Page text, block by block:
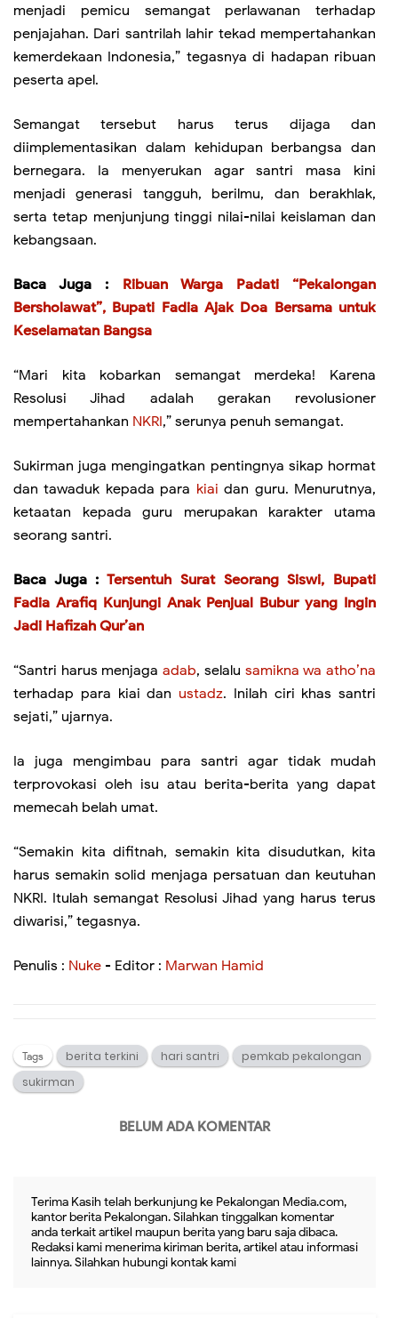
menjadi pemicu semangat perlawanan terhadap
penjajahan. Dari santrilah lahir tekad mempertahankan
kemerdekaan Indonesia,” tegasnya di hadapan ribuan
peserta apel.
Semangat tersebut harus terus dijaga dan
diimplementasikan dalam kehidupan berbangsa dan
bernegara. Ia menyerukan agar santri masa kini
menjadi generasi tangguh, berilmu, dan berakhlak,
serta tetap menjunjung tinggi nilai-nilai keislaman dan
kebangsaan.
Baca Juga : Ribuan Warga Padati “Pekalongan
Bersholawat”, Bupati Fadia Ajak Doa Bersama untuk
Keselamatan Bangsa
“Mari kita kobarkan semangat merdeka! Karena
Resolusi Jihad adalah gerakan revolusioner
mempertahankan NKRI,” serunya penuh semangat.
Sukirman juga mengingatkan pentingnya sikap hormat
dan tawaduk kepada para kiai dan guru. Menurutnya,
ketaatan kepada guru merupakan karakter utama
seorang santri.
Baca Juga :Tersentuh Surat Seorang Siswi, Bupati
Fadia Arafiq Kunjungi Anak Penjual Bubur yang Ingin
Jadi Hafizah Qur’an
“Santri harus menjagaadab, selalu samikna wa atho’na
terhadap para kiai dan ustadz. Inilah ciri khas santri
sejati,” ujarnya.
Ia juga mengimbau para santri agar tidak mudah
terprovokasi oleh isu atau berita-berita yang dapat
memecah belah umat.
“Semakin kita difitnah, semakin kita disudutkan, kita
harus semakin solid menjaga persatuan dan keutuhan
NKRI. Itulah semangat Resolusi Jihad yang harus terus
diwarisi,” tegasnya.
Penulis : Nuke - Editor : Marwan Hamid
Tags berita terkini hari santri
pemkab pekalongan
sukirman
BELUM ADA KOMENTAR
Terima Kasih telah berkunjung ke Pekalongan Media.com,
kantor berita Pekalongan. Silahkan tinggalkan komentar
anda terkait artikel maupun berita yang baru saja dibaca.
Redaksi kami menerima kiriman berita, artikel atau informasi
lainnya. Silahkan hubungi kontak kami